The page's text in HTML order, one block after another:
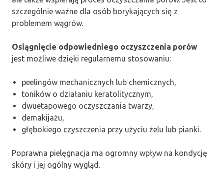
szczególnie ważne dla osób borykających się z
problemem wągrów.
Osiągnięcie odpowiedniego oczyszczenia porów
jest możliwe dzięki regularnemu stosowaniu:
peelingów mechanicznych lub chemicznych,
toników o działaniu keratolitycznym,
dwuetapowego oczyszczania twarzy,
demakijażu,
głębokiego czyszczenia przy użyciu żelu lub pianki.
Poprawna pielęgnacja ma ogromny wpływ na kondycję
skóry i jej ogólny wygląd.